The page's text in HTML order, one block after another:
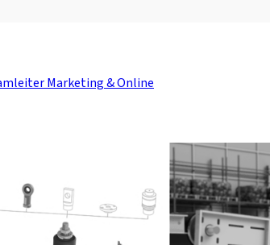
Marketing & Online